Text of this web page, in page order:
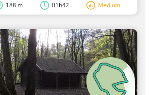
188 m 01h42 Medium